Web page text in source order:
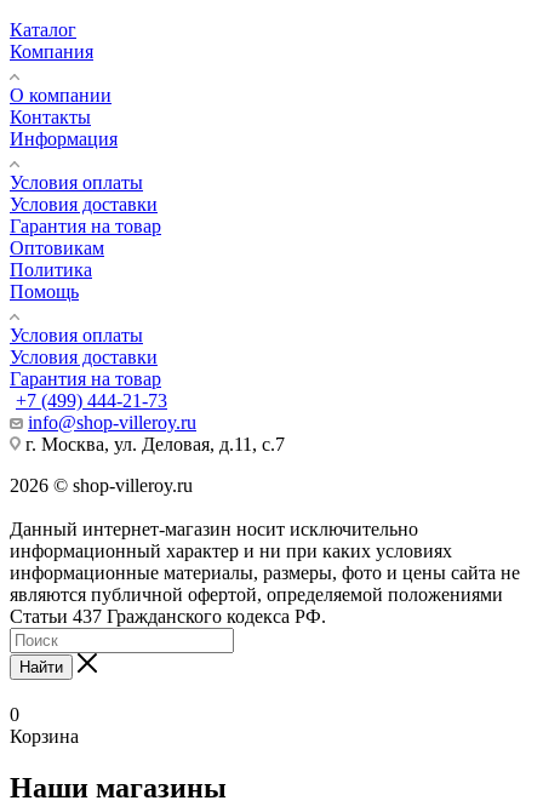
Каталог
Компания
О компании
Контакты
Информация
Условия оплаты
Условия доставки
Гарантия на товар
Оптовикам
Политика
Помощь
Условия оплаты
Условия доставки
Гарантия на товар
+7 (499) 444-21-73
info@shop-villeroy.ru
г. Москва, ул. Деловая, д.11, с.7
2026 © shop-villeroy.ru
Данный интернет-магазин носит исключительно
информационный характер и ни при каких условиях
информационные материалы, размеры, фото и цены сайта не
являются публичной офертой, определяемой положениями
Статьи 437 Гражданского кодекса РФ.
Найти
0
Корзина
Наши магазины